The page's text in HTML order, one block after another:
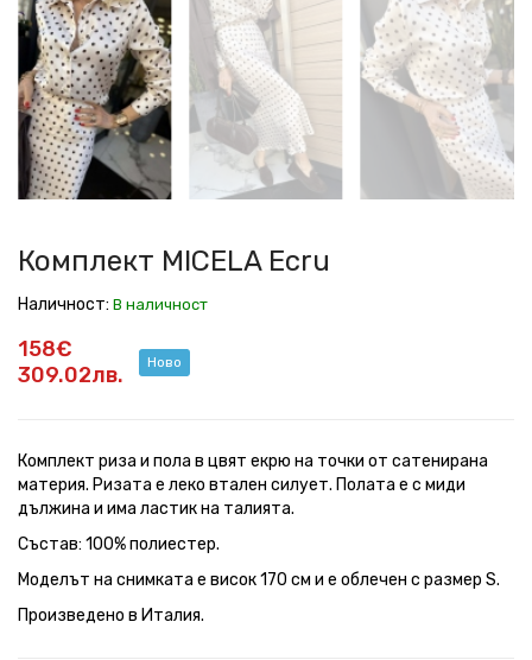
MICELA
Ecru
MICELA
Ecru
MICELA
Ecru
MICELA
Ecru
MICELA
Ecru
MICELA
Ecru
MICELA
Ecru
MICELA
Ecru
MICELA
Ecru
Комплект MICELA Ecru
Наличност: В наличност
158€
309.02лв.
Ново
Комплект риза и пола в цвят екрю на точки от сатенирана
материя. Ризата е леко втален силует. Полата е с миди
дължина и има ластик на талията.
Състав: 100% полиестер.
Моделът на снимката е висок 170 см и е облечен с размер S.
Произведено в Италия.